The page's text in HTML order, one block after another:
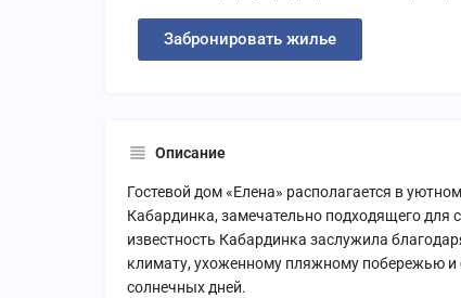
Забронировать жилье
Описание
Гостевой дом «Елена» располагается в
Кабардинка, замечательно подходящего для
известность Кабардинка заслужила
климату, ухоженному пляжному побережью и
солнечных дней.